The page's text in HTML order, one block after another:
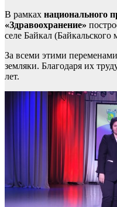
В рамках национального
«Здравоохранение»
селе Байкал
За всеми этими
земляки. Благодаря их
лет.